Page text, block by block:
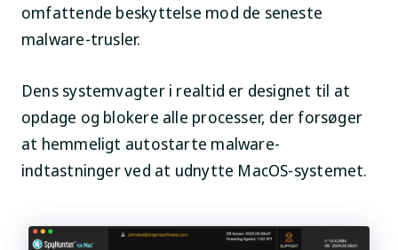
omfattende beskyttelse mod de seneste
malware-trusler.
Dens systemvagter i realtid er designet til at
opdage og blokere alle processer, der forsøger
at hemmeligt autostarte malware-
indtastninger ved at udnytte MacOS-systemet.